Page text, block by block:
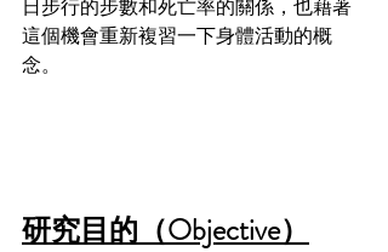
日步行的步數和死亡率的關係，也藉著
這個機會重新複習一下身體活動的概
念。
研究目的（Objective）